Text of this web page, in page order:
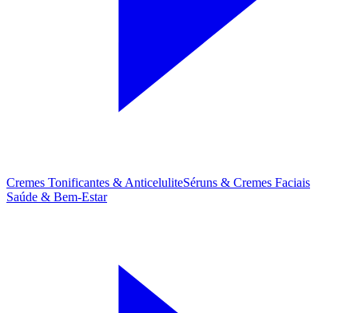
Cremes Tonificantes & AnticeluliteSéruns & Cremes Faciais
Saúde & Bem-Estar